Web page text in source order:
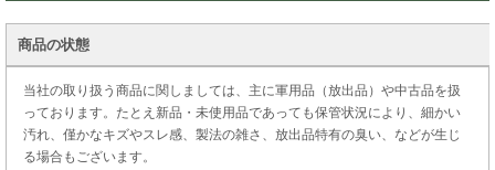
商品の状態
当社の取り扱う商品に関しましては、主に軍用品（放出品）や中古品を扱
っております。たとえ新品・未使用品であっても保管状況により、細かい
汚れ、僅かなキズやスレ感、製法の雑さ、放出品特有の臭い、などが生じ
る場合もございます。